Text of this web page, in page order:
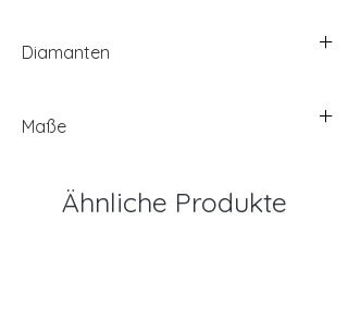
Diamanten
Maße
Ähnliche Produkte